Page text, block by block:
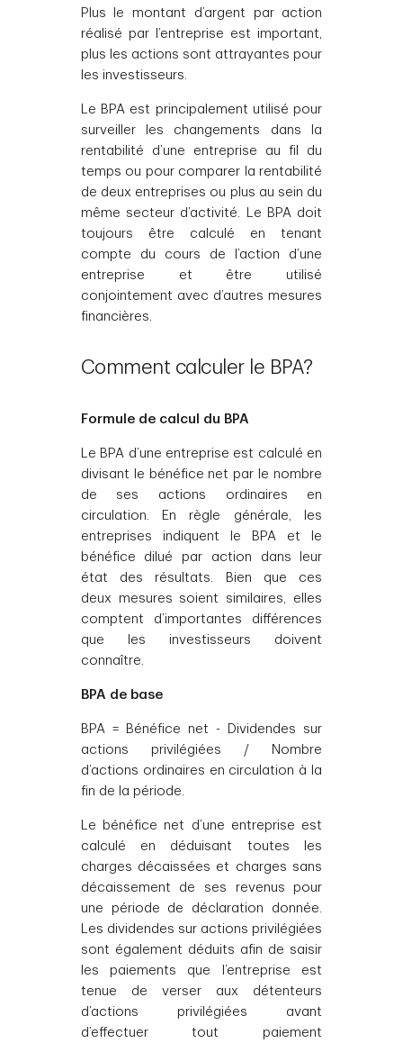
Plus le montant d’argent par action
réalisé par l’entreprise est important,
plus les actions sont attrayantes pour
les investisseurs.
Le BPA est principalement utilisé pour
surveiller les changements dans la
rentabilité d’une entreprise au fil du
temps ou pour comparer la rentabilité
de deux entreprises ou plus au sein du
même secteur d’activité. Le BPA doit
toujours être calculé en tenant
compte du cours de l’action d’une
entreprise et être utilisé
conjointement avec d’autres mesures
financières.
Comment calculer le BPA?
Formule de calcul du BPA
Le BPA d’une entreprise est calculé en
divisant le bénéfice net par le nombre
de ses actions ordinaires en
circulation. En règle générale, les
entreprises indiquent le BPA et le
bénéfice dilué par action dans leur
état des résultats. Bien que ces
deux mesures soient similaires, elles
comptent d’importantes différences
que les investisseurs doivent
connaître.
BPA de base
BPA = Bénéfice net - Dividendes sur
actions privilégiées / Nombre
d’actions ordinaires en circulation à la
fin de la période.
Le bénéfice net d’une entreprise est
calculé en déduisant toutes les
charges décaissées et charges sans
décaissement de ses revenus pour
une période de déclaration donnée.
Les dividendes sur actions privilégiées
sont également déduits afin de saisir
les paiements que l’entreprise est
tenue de verser aux détenteurs
d’actions privilégiées avant
d’effectuer tout paiement